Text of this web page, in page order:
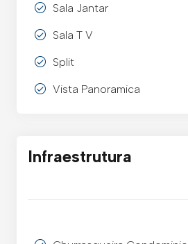
Sala Jantar
Sala T V
Split
Vista Panoramica
Infraestrutura